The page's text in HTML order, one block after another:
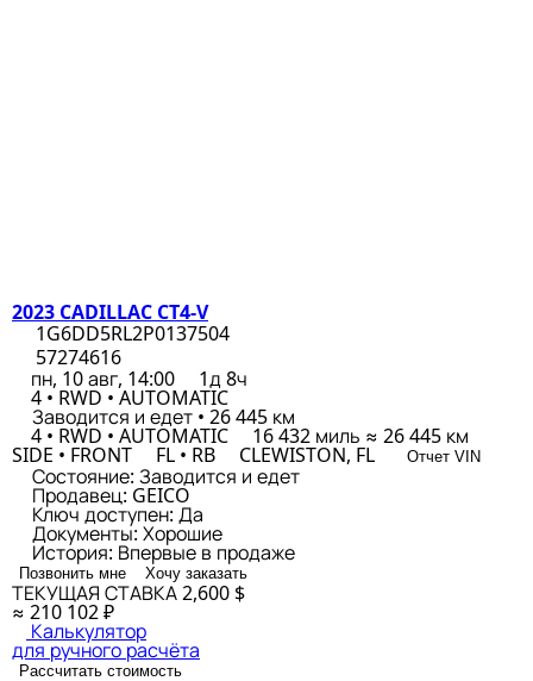
2023 CADILLAC CT4-V
1G6DD5RL2P0137504
57274616
пн, 10 авг, 14:00
1д 8ч
4 • RWD • AUTOMATIC
Заводится и едет • 26 445 км
4 • RWD • AUTOMATIC 16 432 миль ≈ 26 445 км
SIDE • FRONT FL • RB CLEWISTON, FL Отчет VIN
Состояние: Заводится и едет
Продавец: GEICO
Ключ доступен: Да
Документы: Хорошие
История: Впервые в продаже
Позвонить мне Хочу заказать
ТЕКУЩАЯ СТАВКА2,600 $
≈ 210 102 ₽
Калькулятор
для ручного расчёта
Рассчитать стоимость